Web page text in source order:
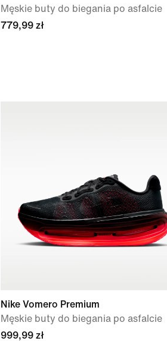
Męskie buty do biegania po asfalcie
779,99 zł
Nike Vomero Premium
Męskie buty do biegania po asfalcie
999,99 zł